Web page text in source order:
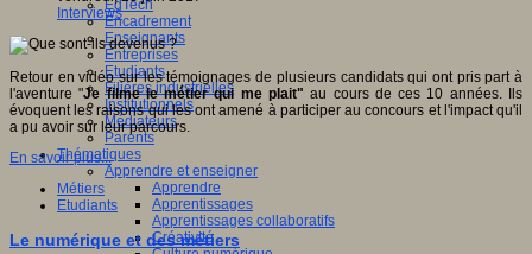
EdTech
Encadrement
Enseignants
Entreprises
Etudiants
Filières industrielles
Institutionnels
Médiateurs
Parents
Thématiques
Apprendre et enseigner
Apprendre
Apprentissages
Apprentissages collaboratifs
Créativité
Interviews
Retour en vidéo sur les témoignages de plusieurs candidats qui ont pris part à
l'aventure "Je filme le métier qui me plait" au cours de ces 10 années. Ils
évoquent les raisons qui les ont amené à participer au concours et l'impact qu'il
a pu avoir sur leur parcours.
En savoir plus...
Métiers
Etudiants
Le numérique et des métiers